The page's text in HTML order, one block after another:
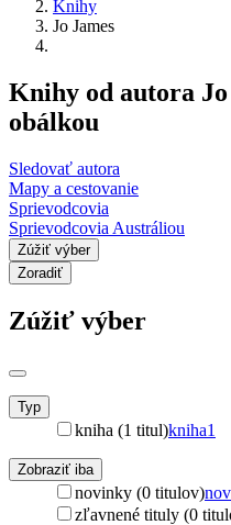
Knihy
Jo James
Knihy od autora Jo
obálkou
Sledovať autora
Mapy a cestovanie
Sprievodcovia
Sprievodcovia Austráliou
Zúžiť výber
Zoradiť
Zúžiť výber
Typ
kniha (1 titul)kniha1
Zobraziť iba
novinky (0 titulov)
zľavnené tituly (0